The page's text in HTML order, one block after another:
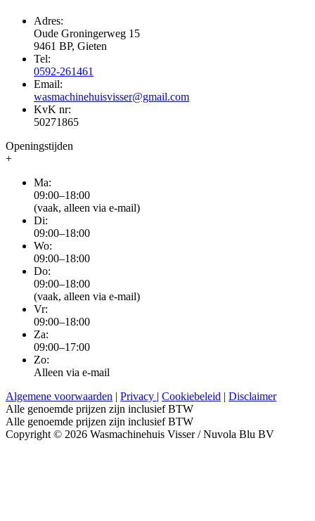
Adres:
Oude Groningerweg 15
9461 BP, Gieten
Tel:
0592-261461
Email:
wasmachinehuisvisser@gmail.com
KvK nr:
50271865
Openingstijden
+
Ma:
09:00–18:00
(vaak, alleen via e-mail)
Di:
09:00–18:00
Wo:
09:00–18:00
Do:
09:00–18:00
(vaak, alleen via e-mail)
Vr:
09:00–18:00
Za:
09:00–17:00
Zo:
Alleen via e-mail
Algemene voorwaarden | Privacy | Cookiebeleid | Disclaimer
Alle genoemde prijzen zijn inclusief BTW
Alle genoemde prijzen zijn inclusief BTW
Copyright © 2026 Wasmachinehuis Visser / Nuvola Blu BV